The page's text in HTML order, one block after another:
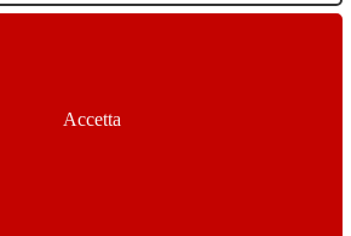
Accetta